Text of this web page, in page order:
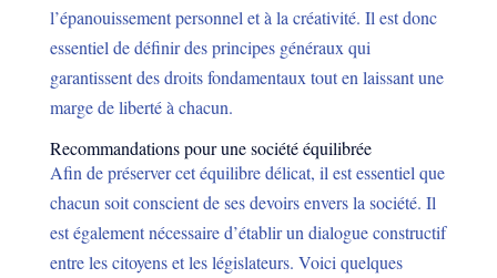
l’épanouissement personnel et à la créativité. Il est donc
essentiel de définir des principes généraux qui
garantissent des droits fondamentaux tout en laissant une
marge de liberté à chacun.
Recommandations pour une société équilibrée
Afin de préserver cet équilibre délicat, il est essentiel que
chacun soit conscient de ses devoirs envers la société. Il
est également nécessaire d’établir un dialogue constructif
entre les citoyens et les législateurs. Voici quelques